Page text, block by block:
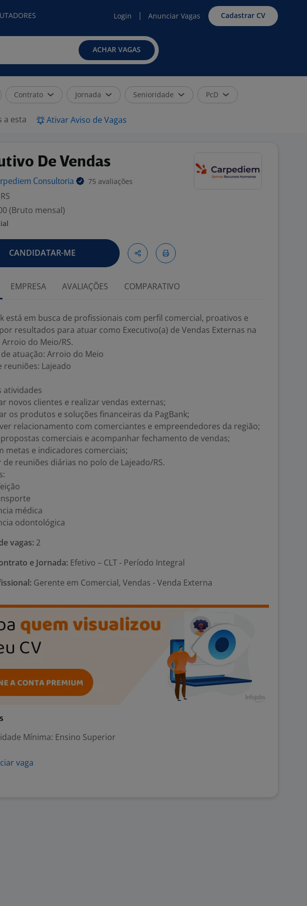
Login Anunciar Vagas Cadastrar CV
ACHAR VAGAS
Contrato Jornada Senioridade PcD
a esta Ativar Aviso de Vagas
De Vendas
Consultoria 75 avaliações
(Bruto mensal)
CANDIDATAR-ME
EMPRESA AVALIAÇÕES COMPARATIVO
está em busca de profissionais com perfil comercial, proativos e
resultados para atuar como Executivo(a) de Vendas Externas na
do Meio/RS.
de atuação: Arroio do Meio
reuniões: Lajeado
atividades
novos clientes e realizar vendas externas;
os produtos e soluções financeiras da PagBank;
relacionamento com comerciantes e empreendedores da região;
comerciais e acompanhar fechamento de vendas;
metas e indicadores comerciais;
de reuniões diárias no polo de Lajeado/RS.
médica
odontológica
vagas: 2
e Jornada: Efetivo – CLT - Período Integral
Gerente em Comercial, Vendas - Venda Externa
Mínima: Ensino Superior
vaga